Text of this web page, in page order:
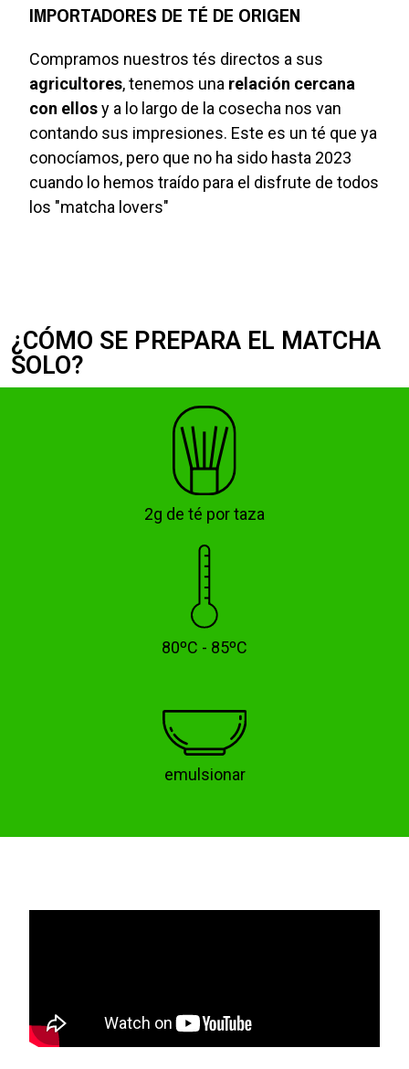
IMPORTADORES DE TÉ DE ORIGEN
Compramos nuestros tés directos a sus
agricultores, tenemos una relación cercana
con ellosy a lo largo de la cosecha nos van
contando sus impresiones. Este es un té que ya
conocíamos, pero que no ha sido hasta 2023
cuando lo hemos traído para el disfrute de todos
los "matcha lovers"
¿CÓMO SE PREPARA EL MATCHA
SOLO?
2g de té por taza
80ºC - 85ºC
emulsionar